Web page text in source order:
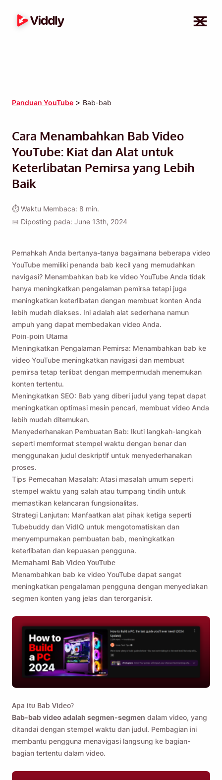
Panduan YouTube > Bab-bab
Cara Menambahkan Bab Video
YouTube: Kiat dan Alat untuk
Keterlibatan Pemirsa yang Lebih
Baik
⏱ Waktu Membaca: 8 min.
📅 Diposting pada: June 13th, 2024
Pernahkah Anda bertanya-tanya bagaimana beberapa video
YouTube memiliki penanda bab kecil yang memudahkan
navigasi? Menambahkan bab ke video YouTube Anda tidak
hanya meningkatkan pengalaman pemirsa tetapi juga
meningkatkan keterlibatan dengan membuat konten Anda
lebih mudah diakses. Ini adalah alat sederhana namun
ampuh yang dapat membedakan video Anda.
Poin-poin Utama
Meningkatkan Pengalaman Pemirsa: Menambahkan bab ke
video YouTube meningkatkan navigasi dan membuat
pemirsa tetap terlibat dengan mempermudah menemukan
konten tertentu.
Meningkatkan SEO: Bab yang diberi judul yang tepat dapat
meningkatkan optimasi mesin pencari, membuat video Anda
lebih mudah ditemukan.
Menyederhanakan Pembuatan Bab: Ikuti langkah-langkah
seperti memformat stempel waktu dengan benar dan
menggunakan judul deskriptif untuk menyederhanakan
proses.
Tips Pemecahan Masalah: Atasi masalah umum seperti
stempel waktu yang salah atau tumpang tindih untuk
memastikan kelancaran fungsionalitas.
Strategi Lanjutan: Manfaatkan alat pihak ketiga seperti
Tubebuddy dan VidIQ untuk mengotomatiskan dan
menyempurnakan pembuatan bab, meningkatkan
keterlibatan dan kepuasan pengguna.
Memahami Bab Video YouTube
Menambahkan bab ke video YouTube dapat sangat
meningkatkan pengalaman pengguna dengan menyediakan
segmen konten yang jelas dan terorganisir.
Apa itu Bab Video?
Bab-bab video adalah segmen-segmen dalam video, yang
ditandai dengan stempel waktu dan judul. Pembagian ini
membantu pengguna menavigasi langsung ke bagian-
bagian tertentu dalam video.